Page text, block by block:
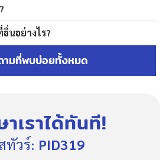
นอย่างไร?
ามที่พบบ่อยทั้งหมด
เราได้ทันที!
ทัวร์: PID319